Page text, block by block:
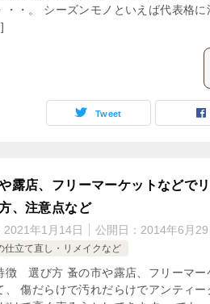
・・。 シーズンモノといえば代表格
Tweet
露店、フリーマーケットなどで
、注意点など
2021年1月14日 公開日： 2014年6月29
仕立て直し・リメイクなど
徴 選び方 蚤の市や露店、フリーマー
、 傷だらけで汚れだらけでアンティ